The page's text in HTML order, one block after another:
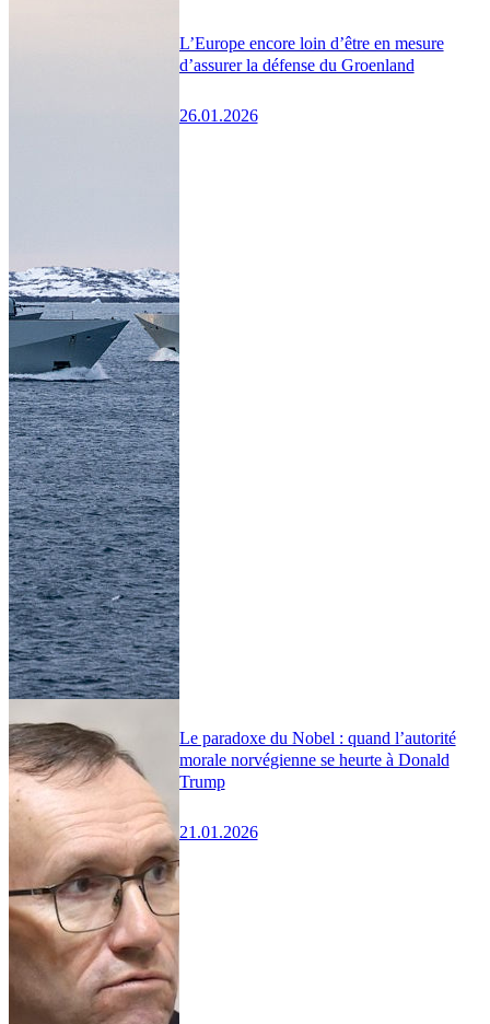
L’Europe encore loin d’être en mesure
d’assurer la défense du Groenland
26.01.2026
Le paradoxe du Nobel : quand l’autorité
morale norvégienne se heurte à Donald
Trump
21.01.2026